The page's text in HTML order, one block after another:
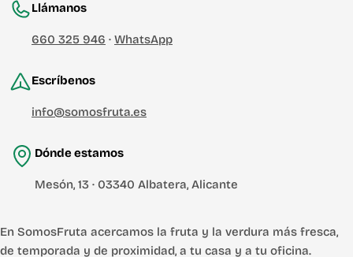
Llámanos
660 325 946 · WhatsApp
Escríbenos
info@somosfruta.es
Dónde estamos
Mesón, 13 · 03340 Albatera, Alicante
En SomosFruta acercamos la fruta y la verdura más fresca,
de temporada y de proximidad, a tu casa y a tu oficina.